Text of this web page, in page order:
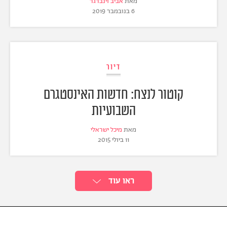
6 בנובמבר 2019
דיור
קוטור לנצח: חדשות האינסטגרם
השבועיות
מאת מיכל ישראלי
11 ביולי 2015
ראו עוד